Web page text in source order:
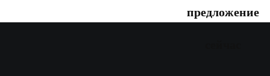
предложение